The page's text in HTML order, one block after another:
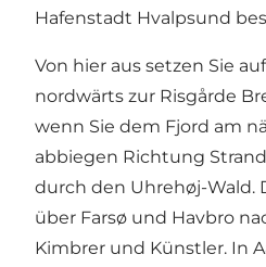
Hafenstadt Hvalpsund
Von hier aus setzen Sie
nordwärts zur Risgårde
wenn Sie dem Fjord am
abbiegen Richtung
durch den Uhrehøj-Wald.
über Farsø und Havbro
Kimbrer und Künstler. In